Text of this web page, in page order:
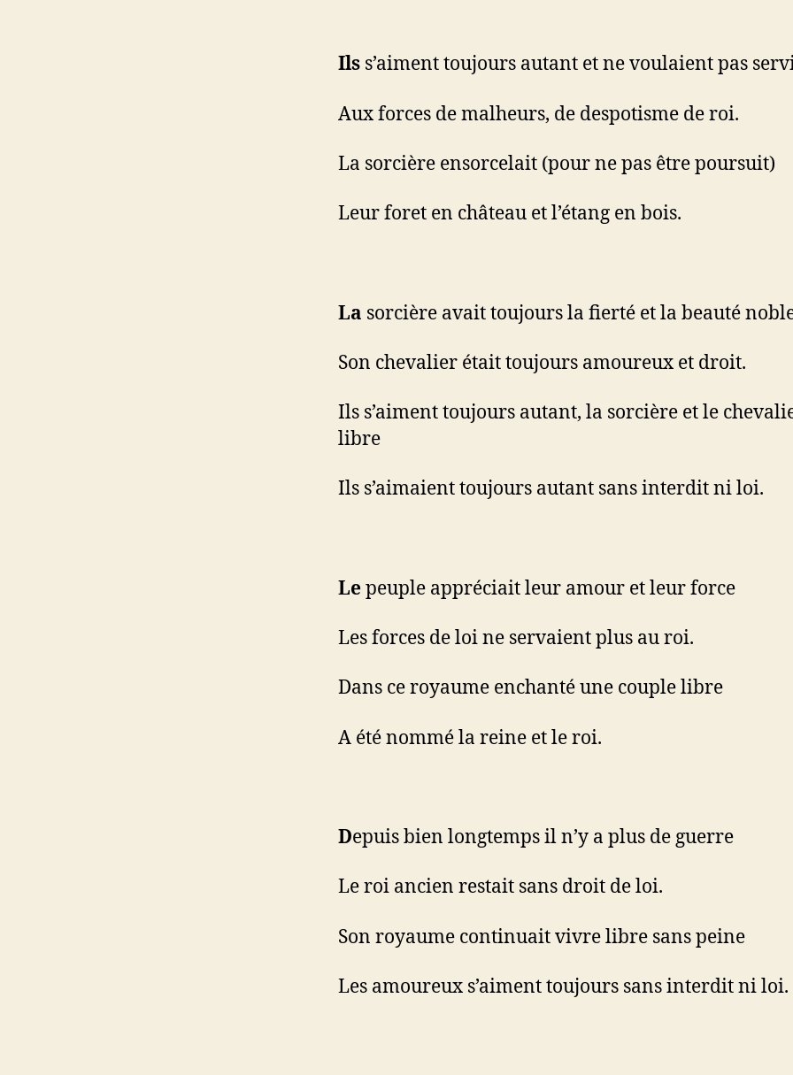
Ils s’aiment toujours autant et ne voulaient pas
Aux forces de malheurs, de despotisme de roi.
La sorcière ensorcelait (pour ne pas être poursuit)
Leur foret en château et l’étang en bois.
La sorcière avait toujours la fierté et la beauté
Son chevalier était toujours amoureux et droit.
Ils s’aiment toujours autant, la sorcière et le
libre
Ils s’aimaient toujours autant sans interdit ni loi.
Lepeuple appréciait leur amour et leur force
Les forces de loi ne servaient plus au roi.
Dans ce royaume enchanté une couple libre
A été nommé la reine et le roi.
Depuis bien longtemps il n’y a plus de guerre
Le roi ancien restait sans droit de loi.
Son royaume continuait vivre libre sans peine
Les amoureux s’aiment toujours sans interdit ni loi.